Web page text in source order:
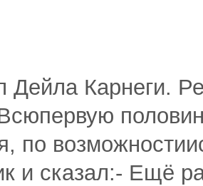
Дейла Карнеги.
по
и сказал:- Ещё